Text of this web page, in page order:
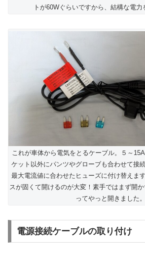
トが60Wぐらいですから、結構な電力
これが車体から電気をとるケーブル。５～
ケット以外にパンツやグローブも合わせて接
最大電流値に合わせたヒューズに付け替えま
スが固くて開けるのが大変！素手ではまず開
ってやっと開きました。
電源接続ケーブルの取り付け